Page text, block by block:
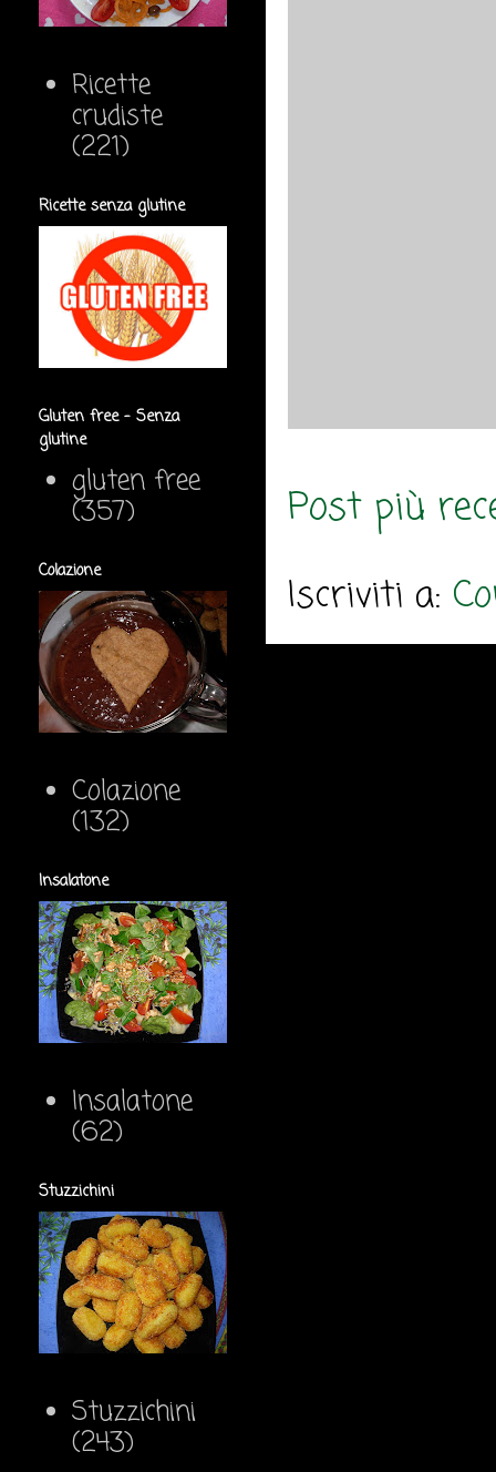
Post più
Iscriviti a:
Ricette
crudiste
(221)
Ricette senza glutine
Gluten free - Senza
glutine
gluten free
(357)
Colazione
Colazione
(132)
Insalatone
Insalatone
(62)
Stuzzichini
Stuzzichini
(243)